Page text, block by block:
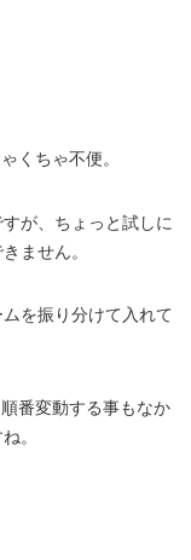
くちゃ不便。
が、ちょっと試しに
ません。
を振り分けて入れて
番変動する事もなか
。